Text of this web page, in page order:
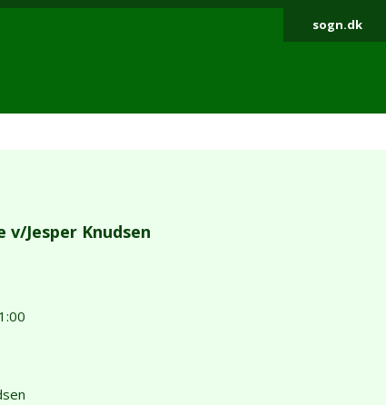
sogn.dk
v/Jesper Knudsen